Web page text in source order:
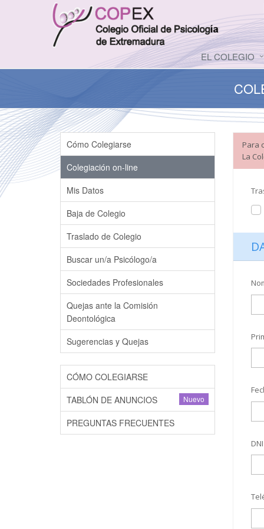
EL COLEGIO
Cómo Colegiarse
Colegiación on-line
Mis Datos
Baja de Colegio
Traslado de Colegio
Buscar un/a Psicólogo/a
Sociedades Profesionales
Quejas ante la Comisión
Deontológica
Sugerencias y Quejas
CÓMO COLEGIARSE
Nuevo
TABLÓN DE ANUNCIOS
PREGUNTAS FRECUENTES
Para
La
DNI